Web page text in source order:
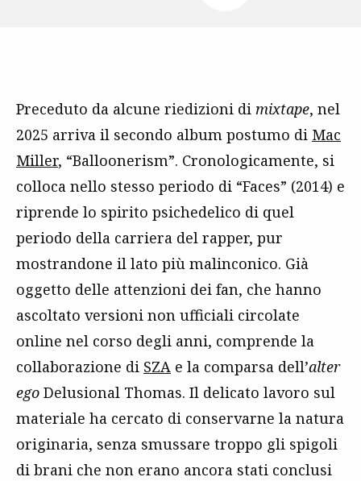
Preceduto da alcune riedizioni di mixtape, nel
2025 arriva il secondo album postumo di Mac
Miller, “Balloonerism”. Cronologicamente, si
colloca nello stesso periodo di “Faces” (2014) e
riprende lo spirito psichedelico di quel
periodo della carriera del rapper, pur
mostrandone il lato più malinconico. Già
oggetto delle attenzioni dei fan, che hanno
ascoltato versioni non ufficiali circolate
online nel corso degli anni, comprende la
collaborazione di SZA e la comparsa dell’alter
ego Delusional Thomas. Il delicato lavoro sul
materiale ha cercato di conservarne la natura
originaria, senza smussare troppo gli spigoli
di brani che non erano ancora stati conclusi